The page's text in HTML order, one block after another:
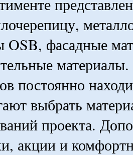
OSB, фасадные
постоянно
выбрать
проекта.
акции и